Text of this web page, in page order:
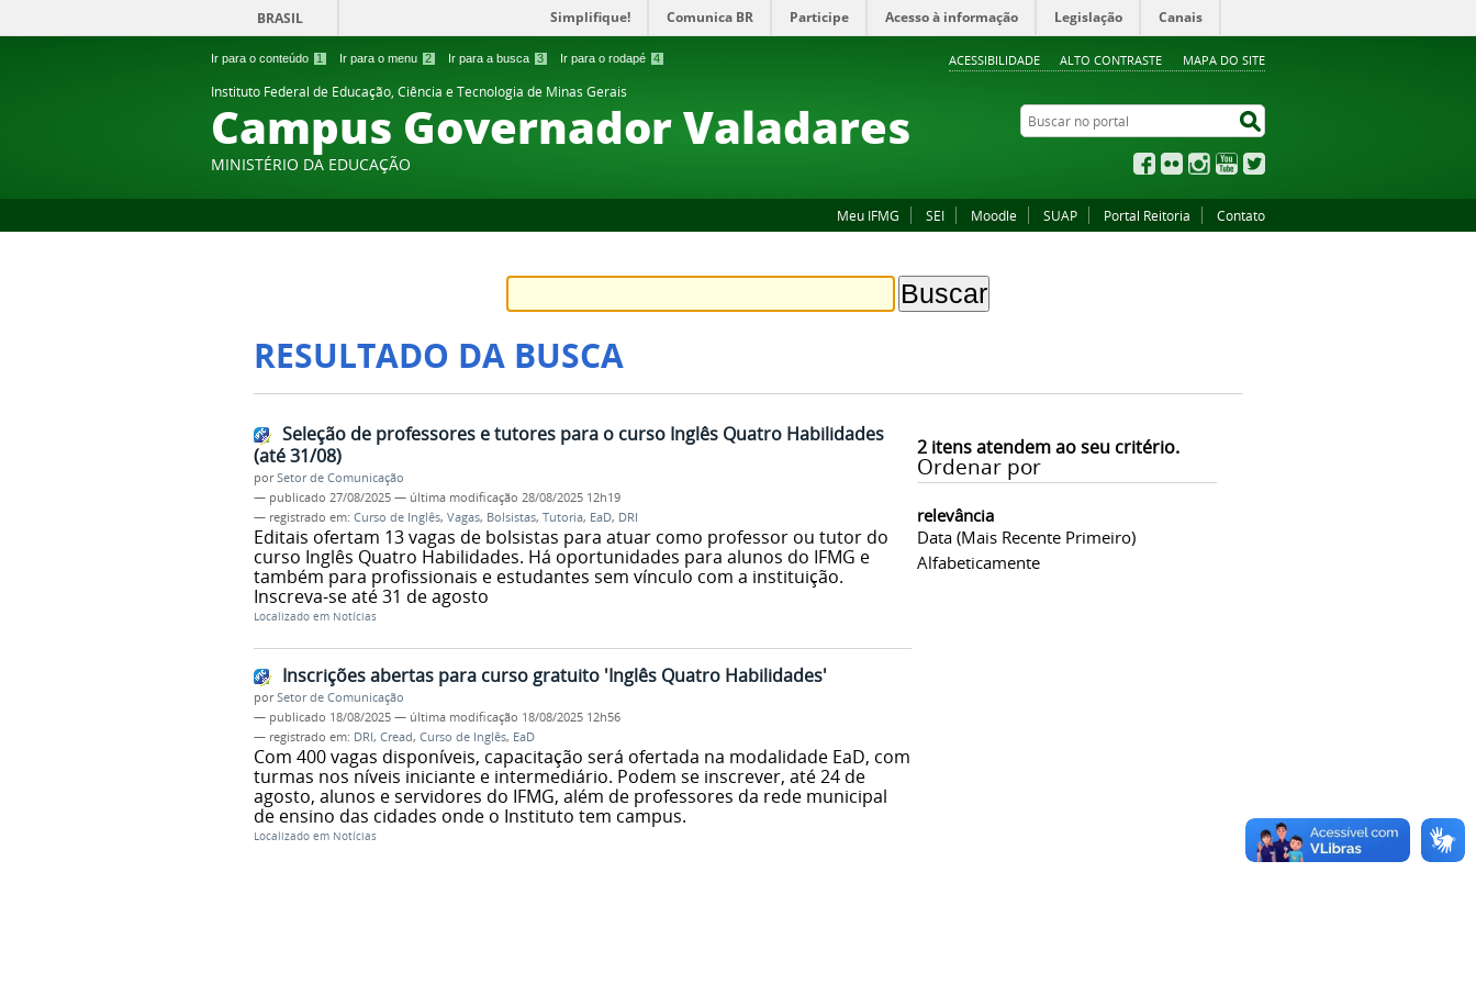
Ir para o conteúdo 1 Ir para o menu 2 Ir para a busca 3 Ir para o rodapé 4 ACESSIBILIDADE ALTO CONTRASTE MAPA DO SITE
BRASIL Simplifique! Comunica BR Participe Acesso à informação Legislação Canais
Instituto Federal de Educação, Ciência e Tecnologia de Minas Gerais
Campus Governador Valadares
MINISTÉRIO DA EDUCAÇÃO
Buscar no portal
Facebook
Flickr InstagramYouTube
Meu IFMG SEI Moodle SUAP Portal Reitoria Contato
RESULTADO DA BUSCA
2itens atendem ao seu critério.
Ordenar por
relevância
Data (mais Recente Primeiro)
Alfabeticamente
Seleção de professores e tutores para o curso Inglês Quatro Habilidades
(até 31/08)
porSetor de Comunicação
— publicado 27/08/2025 — última modificação 28/08/2025 12h19
— registrado em: Curso de Inglês, Vagas, Bolsistas, Tutoria, EaD, DRI
Editais ofertam 13 vagas de bolsistas para atuar como professor ou tutor do
curso Inglês Quatro Habilidades. Há oportunidades para alunos do IFMG e
também para profissionais e estudantes sem vínculo com a instituição.
Inscreva-se até 31 de agosto
Localizado em Notícias
Inscrições abertas para curso gratuito 'Inglês Quatro Habilidades'
porSetor de Comunicação
— publicado 18/08/2025 — última modificação 18/08/2025 12h56
— registrado em: DRI, Cread, Curso de Inglês, EaD
Com 400 vagas disponíveis, capacitação será ofertada na modalidade EaD, com
turmas nos níveis iniciante e intermediário. Podem se inscrever, até 24 de
agosto, alunos e servidores do IFMG, além de professores da rede municipal
de ensino das cidades onde o Instituto tem campus.
Localizado em Notícias